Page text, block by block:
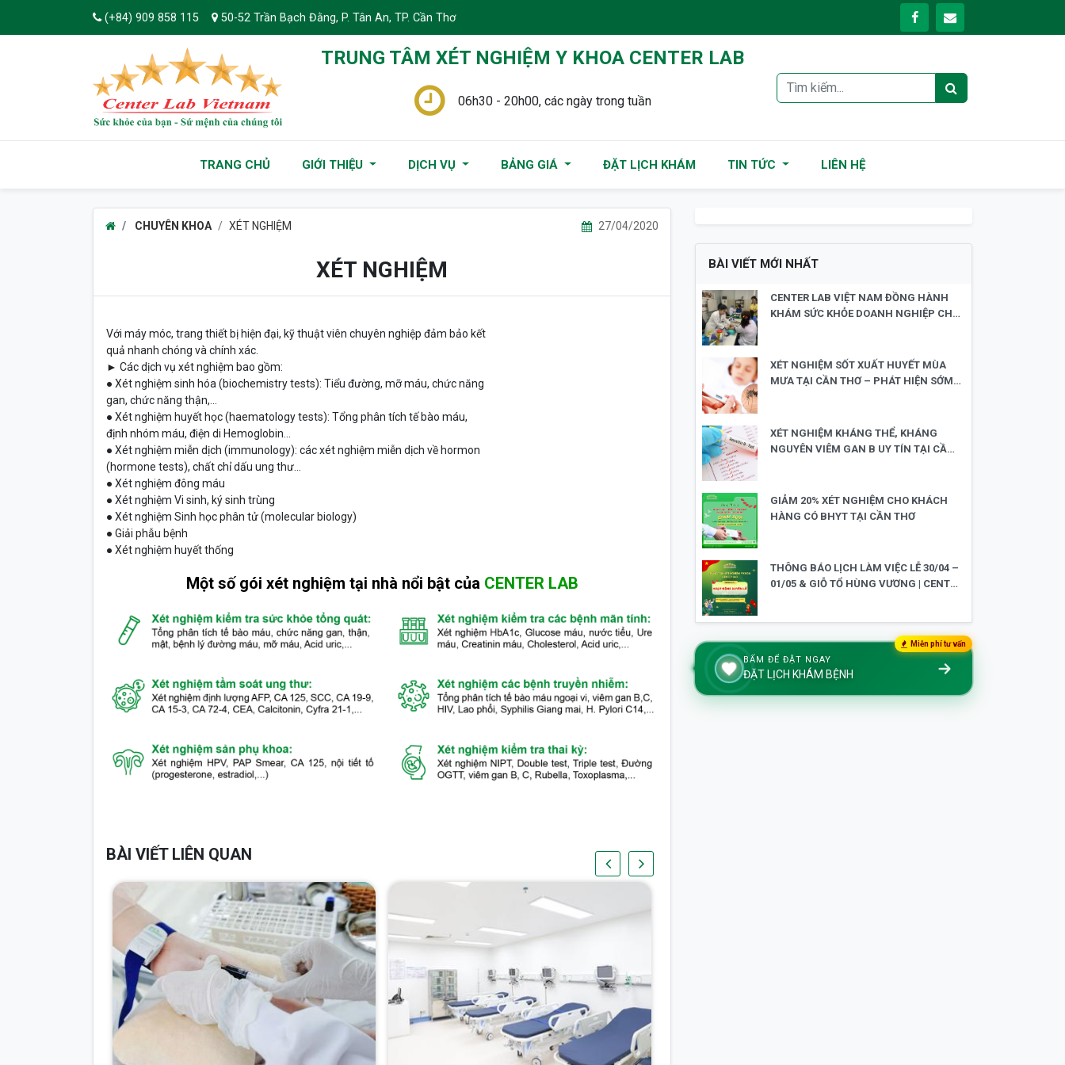
(+84) 909 858 115 50-52 Trần Bạch Đằng, P. Tân An, TP. Cần Thơ
TRUNG TÂM XÉT NGHIỆM Y KHOA CENTER LAB
06h30 - 20h00, các ngày trong tuần
TRANG CHỦ GIỚI THIỆU DỊCH VỤ BẢNG GIÁ ĐẶT LỊCH KHÁM TIN TỨC LIÊN HỆ
CHUYÊN KHOA XÉT NGHIỆM 27/04/2020
XÉT NGHIỆM
Với máy móc, trang thiết bị hiện đại, kỹ thuật viên chuyên nghiệp đảm bảo kết
quả nhanh chóng và chính xác.
► Các dịch vụ xét nghiệm bao gồm:
● Xét nghiệm sinh hóa (biochemistry tests): Tiểu đường, mỡ máu, chức năng
gan, chức năng thận,...
● Xét nghiệm huyết học (haematology tests): Tổng phân tích tế bào máu,
định nhóm máu, điện di Hemoglobin...
● Xét nghiệm miễn dịch (immunology): các xét nghiệm miễn dịch về hormon
(hormone tests), chất chỉ dấu ung thư…
● Xét nghiệm đông máu
● Xét nghiệm Vi sinh, ký sinh trùng
● Xét nghiệm Sinh học phân tử (molecular biology)
● Giải phẫu bệnh
● Xét nghiệm huyết thống
Một số gói xét nghiệm tại nhà nổi bật của CENTER LAB
BÀI VIẾT LIÊN QUAN
BÀI VIẾT MỚI NHẤT
CENTER LAB VIỆT NAM ĐỒNG HÀNH
KHÁM SỨC KHỎE DOANH NGHIỆP CHO
XÉT NGHIỆM SỐT XUẤT HUYẾT MÙA
MƯA TẠI CẦN THƠ – PHÁT HIỆN SỚM,
XÉT NGHIỆM KHÁNG THỂ, KHÁNG
NGUYÊN VIÊM GAN B UY TÍN TẠI CẦN
GIẢM 20% XÉT NGHIỆM CHO KHÁCH
HÀNG CÓ BHYT TẠI CẦN THƠ
THÔNG BÁO LỊCH LÀM VIỆC LỄ 30/04 –
01/05 & GIỖ TỔ HÙNG VƯƠNG | CENTER
Miễn phí tư vấn
BẤM ĐỂ ĐẶT NGAY
ĐẶT LỊCH KHÁM BỆNH